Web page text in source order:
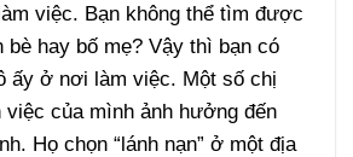
việc. Bạn không thể tìm được
bè hay bố mẹ? Vậy thì bạn có
ấy ở nơi làm việc. Một số chị
việc của mình ảnh hưởng đến
Họ chọn “lánh nạn” ở một địa